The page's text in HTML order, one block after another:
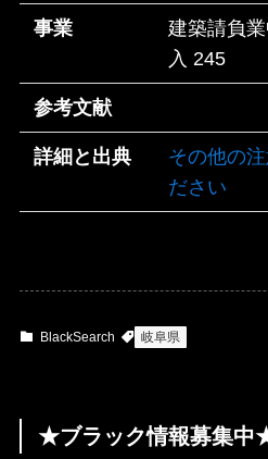
事業
建築請負
入 245
参考文献
詳細と出典
その他の
ださい
BlackSearch 岐阜県
★ブラック情報募集中